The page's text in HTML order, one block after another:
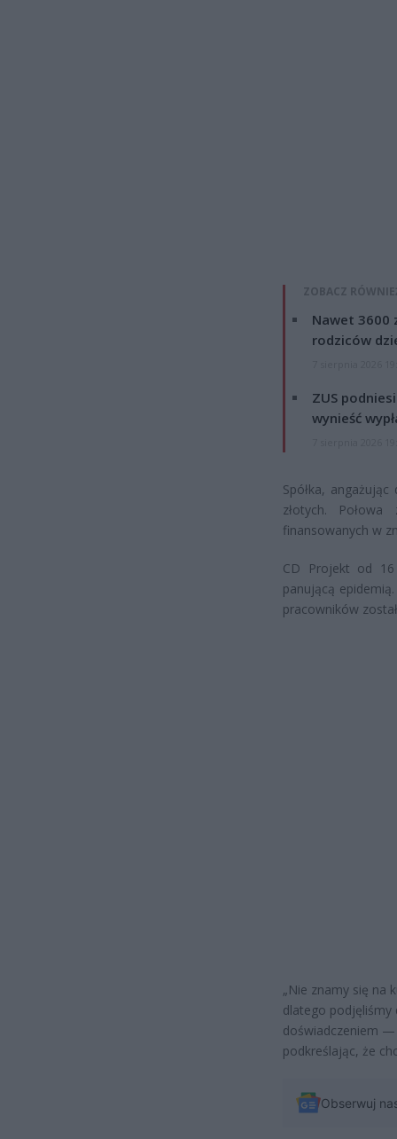
ZOBACZ
Nawet 3600
rodziców
ZUS
wynieść
Spółka,
złotych.
finansowanych w
CD Projekt od
panującą
pracowników
„Nie znamy się na
dlatego podjęliśmy
doświadczeniem —
podkreślając, że
Obserwuj